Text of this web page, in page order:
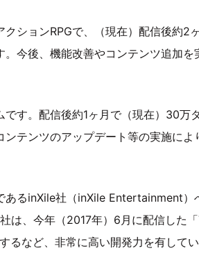
ションRPGで、（現在）配信後約2
今後、機能改善やコンテンツ追加を
す。配信後約1ヶ月で（現在）30万
テンツのアップデート等の実施によ
あるinXile社（inXile Entertainment）
は、今年（2017年）6月に配信した
など、非常に高い開発力を有してい